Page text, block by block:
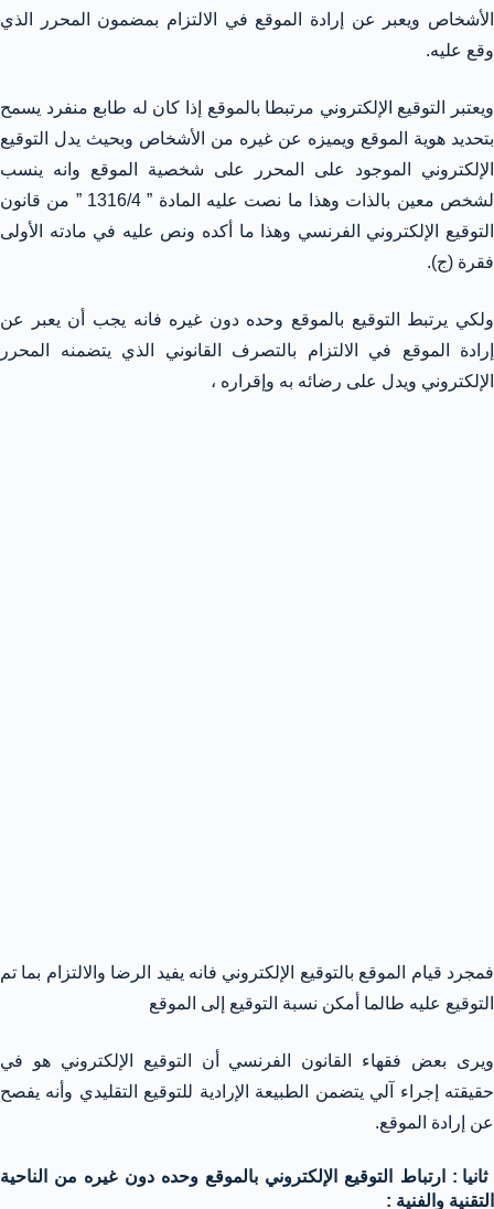
الأشخاص ويعبر عن إرادة الموقع في الالتزام بمضمون المحرر الذي
وقع عليه.
ويعتبر التوقيع الإلكتروني مرتبطا بالموقع إذا كان له طابع منفرد يسمح
بتحديد هوية الموقع ويميزه عن غيره من الأشخاص وبحيث يدل التوقيع
الإلكتروني الموجود على المحرر على شخصية الموقع وانه ينسب
لشخص معين بالذات وهذا ما نصت عليه المادة ” 1316/4 ” من قانون
التوقيع الإلكتروني الفرنسي وهذا ما أكده ونص عليه في مادته الأولى
فقرة (ج).
ولكي يرتبط التوقيع بالموقع وحده دون غيره فانه يجب أن يعبر عن
إرادة الموقع في الالتزام بالتصرف القانوني الذي يتضمنه المحرر
الإلكتروني ويدل على رضائه به وإقراره ،
فمجرد قيام الموقع بالتوقيع الإلكتروني فانه يفيد الرضا والالتزام بما تم
التوقيع عليه طالما أمكن نسبة التوقيع إلى الموقع
ويرى بعض فقهاء القانون الفرنسي أن التوقيع الإلكتروني هو في
حقيقته إجراء آلي يتضمن الطبيعة الإرادية للتوقيع التقليدي وأنه يفصح
عن إرادة الموقع.
ثانيا : ارتباط التوقيع الإلكتروني بالموقع وحده دون غيره من الناحية
التقنية والفنية :